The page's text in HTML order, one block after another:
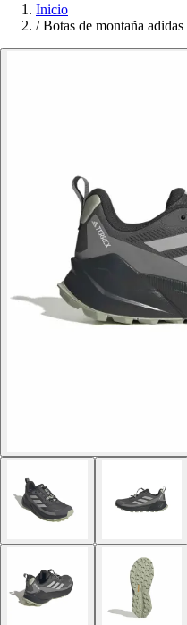
Inicio
/ Botas de montaña